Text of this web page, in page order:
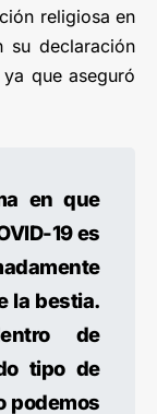
religiosa en
su declaración
que aseguró
en que
19 es
la bestia.
de
tipo de
podemos